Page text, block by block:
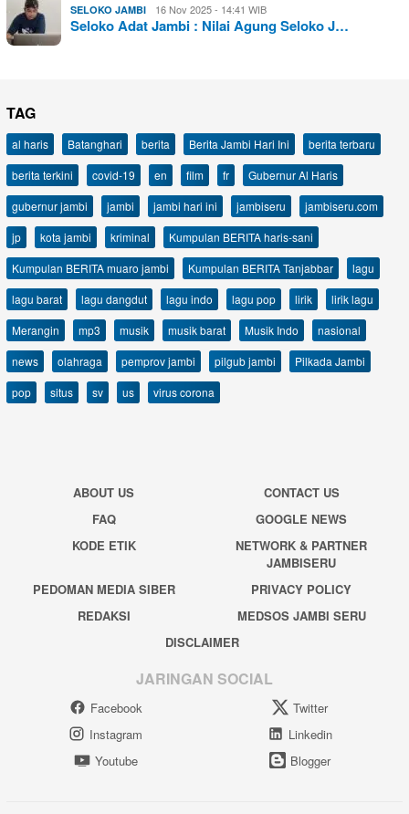
SELOKO JAMBI 16 Nov 2025 - 14:41 WIB
Seloko Adat Jambi : Nilai Agung Seloko J…
TAG
al haris Batanghari berita Berita Jambi Hari Ini
berita terbaru
berita terkini
covid-19 en film fr
Gubernur Al Haris
gubernur jambi
jambi jambi hari ini jambiseru
jambiseru.com
jp
kota jambi kriminal
Kumpulan BERITA haris-sani
Kumpulan BERITA muaro jambi
Kumpulan BERITA Tanjabbar
lagu
lagu barat
lagu dangdut lagu indo lagu pop lirik
lirik lagu
Merangin
mp3 musik musik barat Musik Indo
nasional
news
olahraga pemprov jambi pilgub jambi
Pilkada Jambi
pop
situs sv us virus corona
ABOUT US
CONTACT US
FAQ
GOOGLE NEWS
KODE ETIK
NETWORK & PARTNER
JAMBISERU
PEDOMAN MEDIA SIBER
PRIVACY POLICY
REDAKSI
MEDSOS JAMBI SERU
DISCLAIMER
JARINGAN SOCIAL
Facebook
Twitter
Instagram
Linkedin
Youtube
Blogger